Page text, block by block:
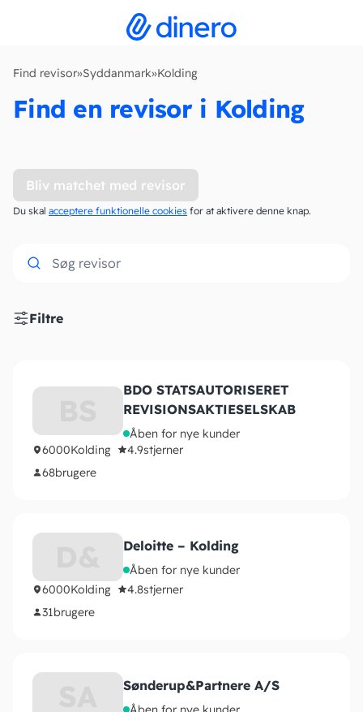
Find revisor»Syddanmark»Kolding
Find en revisor i Kolding
Bliv matchet med revisor
Du skal acceptere funktionelle cookies for at aktivere denne knap.
Filtre
BDO STATSAUTORISERET
REVISIONSAKTIESELSKAB
Åben for nye kunder
6000Kolding 4.9stjerner
68brugere
Deloitte – Kolding
Åben for nye kunder
6000Kolding 4.8stjerner
31brugere
Sønderup&Partnere A/S